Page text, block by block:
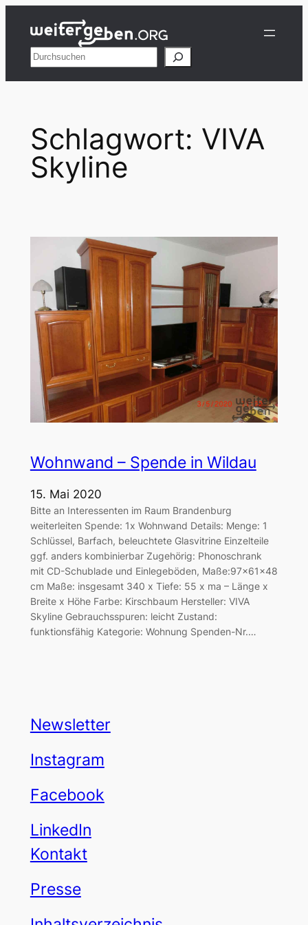
Inhalt
springenSuchen
Schlagwort: VIVA
Skyline
Wohnwand – Spende in Wildau
15. Mai 2020
Bitte an Interessenten im Raum Brandenburg
weiterleiten Spende: 1x Wohnwand Details: Menge: 1
Schlüssel, Barfach, beleuchtete Glasvitrine Einzelteile
ggf. anders kombinierbar Zugehörig: Phonoschrank
mit CD-Schublade und Einlegeböden, Maße:97x61x48
cm Maße: insgesamt 340 x Tiefe: 55 x ma – Länge x
Breite x Höhe Farbe: Kirschbaum Hersteller: VIVA
Skyline Gebrauchsspuren: leicht Zustand:
funktionsfähig Kategorie: Wohnung Spenden-Nr.…
Newsletter
Instagram
Facebook
LinkedIn
Kontakt
Presse